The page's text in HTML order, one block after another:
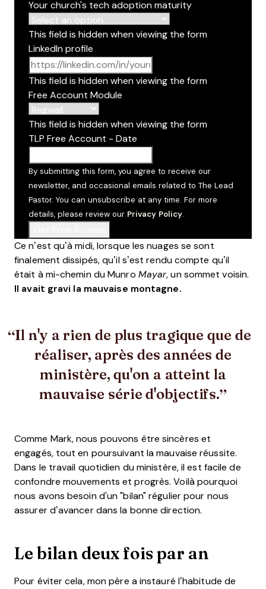
Your church's tech adoption maturity
This field is hidden when viewing the form
LinkedIn profile
This field is hidden when viewing the form
Free Account Module
This field is hidden when viewing the form
TLP Free Account - Date
By submitting this form, you agree to receive our
newsletter, and occasional emails related to The Lead
Pastor. You can unsubscribe at any time. For more
details, please review our Privacy Policy
Ce n’est qu’à midi, lorsque les nuages se sont
finalement dissipés, qu’il s’est rendu compte qu’il
était à mi-chemin du Munro Mayar, un sommet voisin.
Il avait gravi la mauvaise montagne.
Il n'y a rien de plus tragique que de
réaliser, après des années de
ministère, qu'on a atteint la
mauvaise série d'objectifs.
Comme Mark, nous pouvons être sincères et
engagés, tout en poursuivant la mauvaise réussite.
Dans le travail quotidien du ministère, il est facile de
confondre mouvements et progrès. Voilà pourquoi
nous avons besoin d'un "bilan" régulier pour nous
assurer d’avancer dans la bonne direction.
Le bilan deux fois par an
Pour éviter cela, mon père a instauré l’habitude de